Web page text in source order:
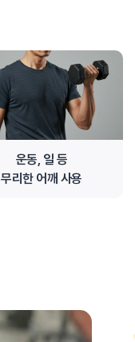
운동, 일 등
무리한 어깨 사용